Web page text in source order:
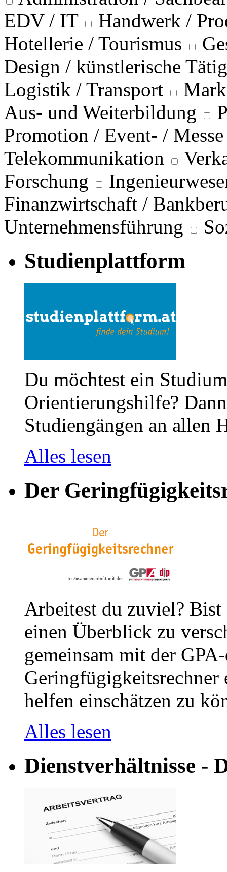
EDV / IT
Handwerk /
Hotellerie / Tourismus
Design / künstlerische
Logistik / Transport
Aus- und Weiterbildung
Promotion / Event- / Messe
Telekommunikation
Forschung
Finanzwirtschaft /
Unternehmensführung
Studienplattform
Du möchtest ein
Orientierungshilfe?
Studiengängen an allen
Alles lesen
Der
Arbeitest du zuviel?
einen Überblick zu
gemeinsam mit der
helfen einschätzen zu
Alles lesen
Dienstverhältnisse -